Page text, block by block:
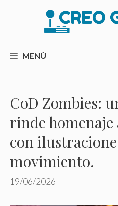
MENÚ
CoD Zombies:
rinde homenaje
con
movimiento.
19/06/2026